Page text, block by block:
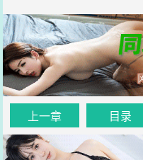
上一章 目录